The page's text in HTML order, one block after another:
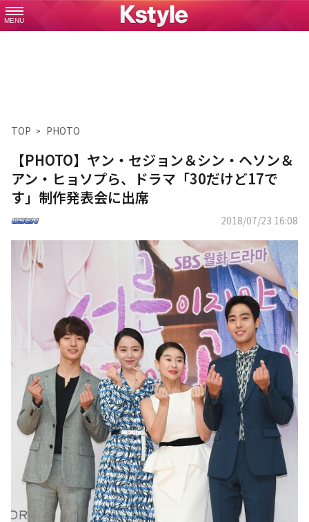
MENU
TOP PHOTO
【PHOTO】ヤン・セジョン＆シン・ヘソン＆
アン・ヒョソプら、ドラマ「30だけど17で
す」制作発表会に出席
2018/07/23 16:08